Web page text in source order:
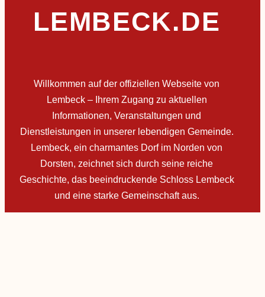
LEMBECK.DE
Willkommen auf der offiziellen Webseite von
Lembeck – Ihrem Zugang zu aktuellen
Informationen, Veranstaltungen und
Dienstleistungen in unserer lebendigen Gemeinde.
Lembeck, ein charmantes Dorf im Norden von
Dorsten, zeichnet sich durch seine reiche
Geschichte, das beeindruckende Schloss Lembeck
und eine starke Gemeinschaft aus.